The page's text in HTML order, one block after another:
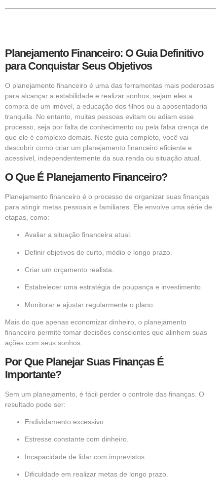
Planejamento Financeiro: O Guia Definitivo
para Conquistar Seus Objetivos
O planejamento financeiro é uma das ferramentas mais poderosas
para alcançar a estabilidade e realizar sonhos, sejam eles a
compra de um imóvel, a educação dos filhos ou a aposentadoria
tranquila. No entanto, muitas pessoas evitam ou adiam esse
processo, seja por falta de conhecimento ou pela falsa crença de
que ele é complexo demais. Neste guia completo, você vai
descobrir como criar um planejamento financeiro eficiente e
acessível, independentemente da sua renda ou situação atual.
O Que É Planejamento Financeiro?
Planejamento financeiro é o processo de organizar suas finanças
para atingir metas pessoais e familiares. Ele envolve uma série de
etapas, como:
Avaliar a situação financeira atual.
Definir objetivos de curto, médio e longo prazo.
Criar um orçamento realista.
Estabelecer uma estratégia de poupança e investimento.
Monitorar e ajustar regularmente o plano.
Mais do que apenas economizar dinheiro, o planejamento
financeiro permite tomar decisões conscientes que alinhem suas
ações com seus sonhos.
Por Que Planejar Suas Finanças É
Importante?
Sem um planejamento, é fácil perder o controle das finanças. O
resultado pode ser:
Endividamento excessivo.
Estresse constante com dinheiro.
Incapacidade de lidar com imprevistos.
Dificuldade em realizar metas de longo prazo.